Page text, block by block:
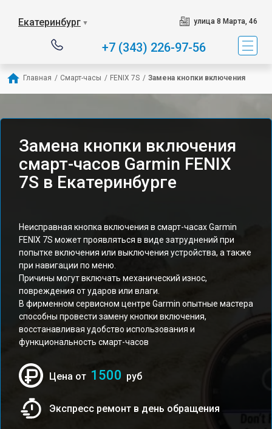
Екатеринбург ▼ улица 8 Марта, 46
+7 (343) 226-97-56
Главная / Смарт-часы / FENIX 7S / Замена кнопки включения
Замена кнопки включения
смарт-часов Garmin FENIX
7S в Екатеринбурге
Неисправная кнопка включения в смарт-часах Garmin
FENIX 7S может проявляться в виде затруднений при
попытке включения или выключения устройства, а также
при навигации по меню.
Причины могут включать механический износ,
повреждения от ударов или влаги.
В фирменном сервисном центре Garmin опытные мастера
способны провести замену кнопки включения,
восстанавливая удобство использования и
функциональность смарт-часов
Цена от 1500 руб
Экспресс ремонт в день обращения